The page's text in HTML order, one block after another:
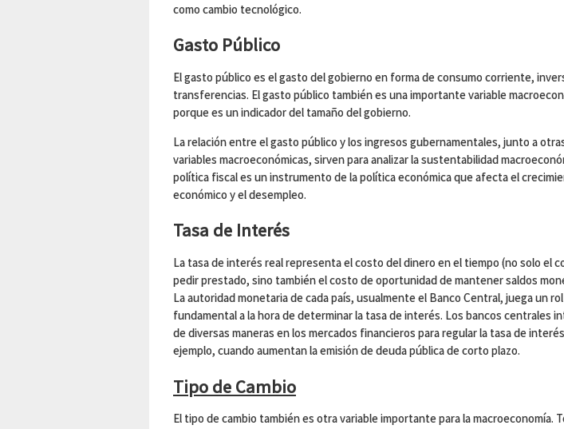
como cambio tecnológico.
Gasto Público
El gasto público es el gasto del gobierno en forma de consumo corriente,
transferencias. El gasto público también es una importante variable
porque es un indicador del tamaño del gobierno.
La relación entre el gasto público y los ingresos gubernamentales, junto a
variables macroeconómicas, sirven para analizar la sustentabilidad
política fiscal es un instrumento de la política económica que afecta el
económico y el desempleo.
Tasa de Interés
La tasa de interés real representa el costo del dinero en el tiempo (no solo el
pedir prestado, sino también el costo de oportunidad de mantener saldos
La autoridad monetaria de cada país, usualmente el Banco Central, juega un rol
fundamental a la hora de determinar la tasa de interés. Los bancos centrales
de diversas maneras en los mercados financieros para regular la tasa de
ejemplo, cuando aumentan la emisión de deuda pública de corto plazo.
Tipo de Cambio
El tipo de cambio también es otra variable importante para la macroeconomía.